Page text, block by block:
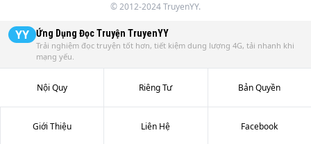
© 2012-2024 TruyenYY.
YY Ứng Dụng Đọc Truyện TruyenYY
Trải nghiệm đọc truyện tốt hơn, tiết kiệm dung lượng 4G, tải nhanh khi
mạng yếu.
Nội Quy Riêng Tư Bản Quyền
Giới Thiệu Liên Hệ Facebook